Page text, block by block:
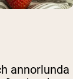
annorlunda